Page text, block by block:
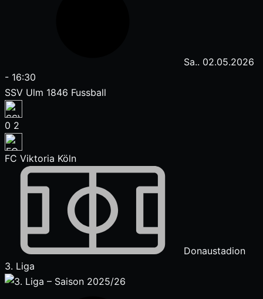
Sa.. 02.05.2026
- 16:30
SSV Ulm 1846 Fussball
0 2
FC Viktoria Köln
Donaustadion
3. Liga